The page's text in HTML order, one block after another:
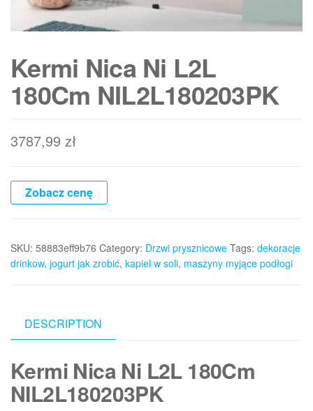
Kermi Nica Ni L2L
180Cm NIL2L180203PK
3787,99 zł
Zobacz cenę
SKU: 58883eff9b76 Category: Drzwi prysznicowe Tags: dekoracje
drinkow, jogurt jak zrobić, kapiel w soli, maszyny myjące podłogi
DESCRIPTION
Kermi Nica Ni L2L 180Cm
NIL2L180203PK